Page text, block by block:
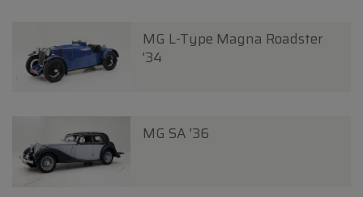
MG L-Type Magna Roadster
'34
MG SA '36